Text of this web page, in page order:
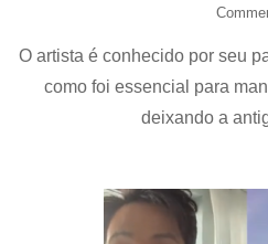
O artista é conhecido por seu
como foi essencial para
deixando a